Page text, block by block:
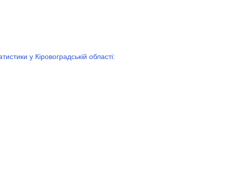
у Кіровоградській області: